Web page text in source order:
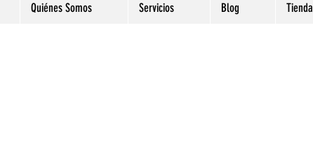
Quiénes Somos Servicios Blog Tienda